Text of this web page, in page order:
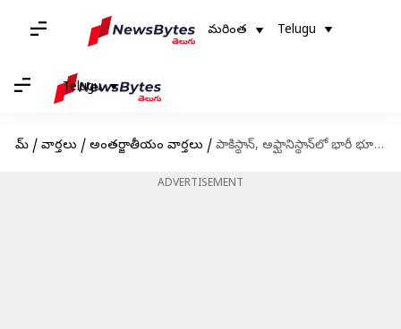
మరింత Telugu
Telugu
హోమ్ / వార్తలు / అంతర్జాతీయం వార్తలు / పాకిస్థాన్, అఫ్ఘానిస్థాన్‌లో భారీ భూకంపం; 11మంది మృతి; ఉత్తర భారతంలోనూ ప్రకంపనలు
ADVERTISEMENT